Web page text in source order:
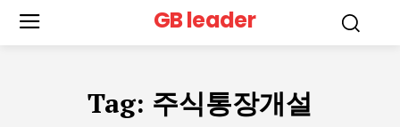
GB leader
Tag: 주식통장개설